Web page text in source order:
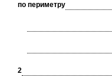
по периметру
2